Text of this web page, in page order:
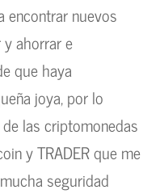
encontrar nuevos
ahorrar e
que haya
joya, por lo
las criptomonedas
y TRADER que me
seguridad